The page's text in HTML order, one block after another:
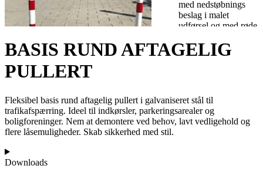
BASIS RUND AFTAGELIG
PULLERT
Fleksibel basis rund aftagelig pullert i galvaniseret stål til
trafikafspærring. Ideel til indkørsler, parkeringsarealer og
boligforeninger. Nem at demontere ved behov, lavt vedligehold og
flere låsemuligheder. Skab sikkerhed med stil.
Downloads